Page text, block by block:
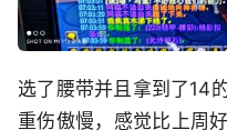
选了腰带并且拿到了14
重伤傲慢，感觉比上周